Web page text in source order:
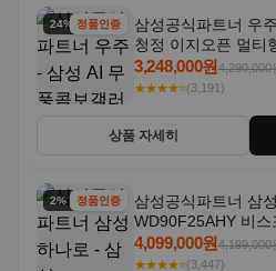
2% 할인정품인증
삼성공식파트너 삼
WD90F25AHY 비스
18kg 자동문열림 1등
4,099,000원4,199,000
★★★★⭐(3,447)
상품 자세히
24% 할인정품인증
삼성공식인증점 회
WD90F25CHY 비스
일체형 25kg+18kg 1
3,449,000원4,548,000
★★★★⭐(3,476)